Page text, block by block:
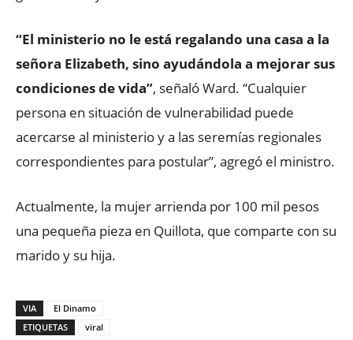
“El ministerio no le está regalando una casa a la
señora Elizabeth, sino ayudándola a mejorar sus
condiciones de vida”, señaló Ward. “Cualquier
persona en situación de vulnerabilidad puede
acercarse al ministerio y a las seremías regionales
correspondientes para postular”, agregó el ministro.
Actualmente, la mujer arrienda por 100 mil pesos
una pequeña pieza en Quillota, que comparte con su
marido y su hija.
VIA
El Dinamo
ETIQUETAS
viral